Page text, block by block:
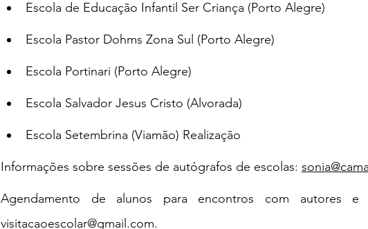
Escola de Educação Infantil Ser Criança (Porto Alegre)
Escola Pastor Dohms Zona Sul (Porto Alegre)
Escola Portinari (Porto Alegre)
Escola Salvador Jesus Cristo (Alvorada)
Escola Setembrina (Viamão) Realização
Informações sobre sessões de autógrafos de escolas:
visitacaoescolar@gmail.com.